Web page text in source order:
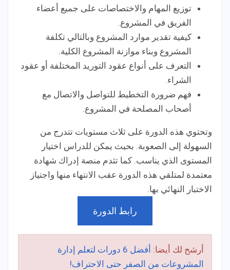
توزيع المهام والاختصاصات على جميع أعضاء
الفريق في المشروع.
كيفية تقدير موارد المشروع وبالتالي تكلفة
المشروع وبناء موازنة المشروع الكلية.
التعرف على أنواع عقود التوريد المختلفة أو عقود
الشراء.
فهم ضرورة التخطيط للتواصل والاتصال مع
أصحاب المصلحة في المشروع.
وتحتوي هذه الدورة على ثلاث مستويات تتدرج من
السهولة إلى الصعوبة. بحيث يمكن للدراس اختيار
المستوى الذي يناسب. كما تثدم منصة إدراك شهادة
معتمدة لمتلقي هذه الدورة عقب الانتهاء منها واجتياز
الاختبار النهائي بها.
رابط الدورة
أرشح لك أيضا:
أفضل 6 دورات لتعلم إدارة
المشروعات من الصفر حتى الاحتراف!